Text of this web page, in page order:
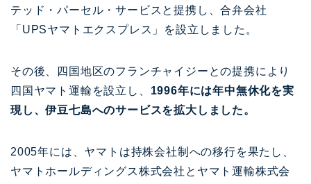
テッド・パーセル・サービスと提携し、合弁会社
「UPSヤマトエクスプレス」を設立しました。
その後、四国地区のフランチャイジーとの提携により
四国ヤマト運輸を設立し、 1996年には年中無休化を実
現し、伊豆七島へのサービスを拡大しました。
2005年には、ヤマトは持株会社制への移行を果たし、
ヤマトホールディングス株式会社とヤマト運輸株式会